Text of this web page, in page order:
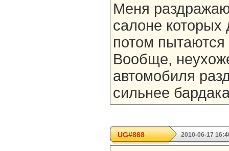
Меня
салоне которых
потом
Вообще,
автомобиля
сильнее
UG#868 2010-06-17